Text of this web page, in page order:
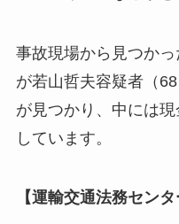
事故現場から見つか
が若山哲夫容疑者（
が見つかり、中には
しています。
【運輸交通法務セン